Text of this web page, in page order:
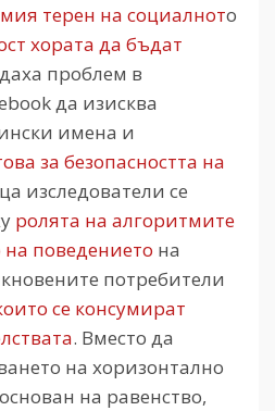
терен на социалното
хората да бъдат
проблем в
да изисква
имена и
за безопасността на
изследователи се
ролята на алгоритмите
поведението на
потребители
се консумират
. Вместо да
на хоризонтално
на равенство,